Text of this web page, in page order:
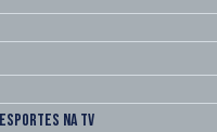
na TV